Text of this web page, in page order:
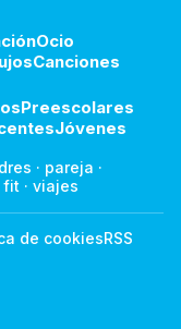
Ocio
Canciones
Preescolares
Jóvenes
· pareja ·
fit · viajes
de cookiesRSS